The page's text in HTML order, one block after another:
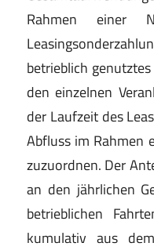
Rahmen einer
betrieblich
den einzelnen
der Laufzeit des
Abfluss im Rahmen
zuzuordnen. Der
an den jährlichen
betrieblichen
kumulativ aus